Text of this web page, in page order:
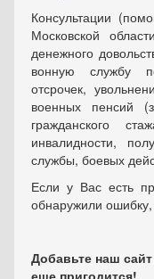
Консультации
Московской
денежного
вонную службу
отсрочек,
военных пенсий
гражданского
инвалидности,
службы, боевых
Если у Вас есть
обнаружили ошибку,
Добавьте наш
еще пригодится!